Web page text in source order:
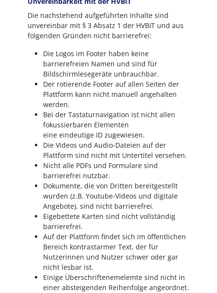
Die nachstehend aufgeführten Inhalte sind
unvereinbar mit § 3 Absatz 1 der HVBIT und aus
folgenden Gründen nicht barrierefrei:
Die Logos im Footer haben keine
barrierefreien Namen und sind für
Bildschirmlesegeräte unbrauchbar.
Der rotierende Footer auf allen Seiten der
Plattform kann nicht manuell angehalten
werden.
Bei der Tastaturnavigation ist nicht allen
fokussierbaren Elementen
eine eindeutige ID zugewiesen.
Die Videos und Audio-Dateien auf der
Plattform sind nicht mit Untertitel versehen.
Nicht alle PDFs und Formulare sind
barrierefrei nutzbar.
Dokumente, die von Dritten bereitgestellt
wurden (z.B. Youtube-Videos und digitale
Angebote), sind nicht barrierefrei.
Eigebettete Karten sind nicht vollständig
barrierefrei.
Auf der Plattform findet sich im öffentlichen
Bereich kontrastarmer Text, der für
Nutzerinnen und Nutzer schwer oder gar
nicht lesbar ist.
Einige Überschriftenemelemte sind nicht in
einer absteigenden Reihenfolge angeordnet.